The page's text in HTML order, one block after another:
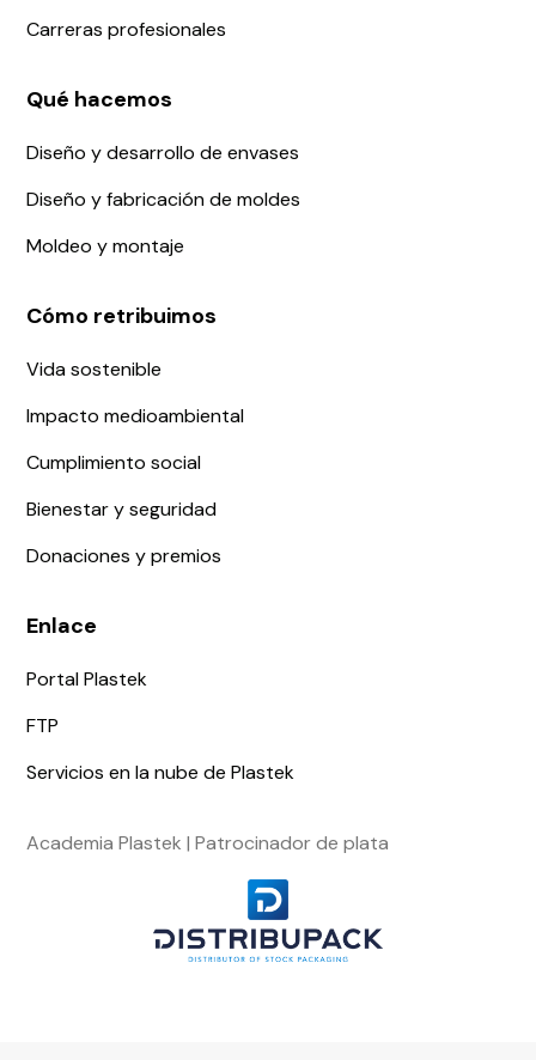
Carreras profesionales
Qué hacemos
Diseño y desarrollo de envases
Diseño y fabricación de moldes
Moldeo y montaje
Cómo retribuimos
Vida sostenible
Impacto medioambiental
Cumplimiento social
Bienestar y seguridad
Donaciones y premios
Enlace
Portal Plastek
FTP
Servicios en la nube de Plastek
Academia Plastek | Patrocinador de plata